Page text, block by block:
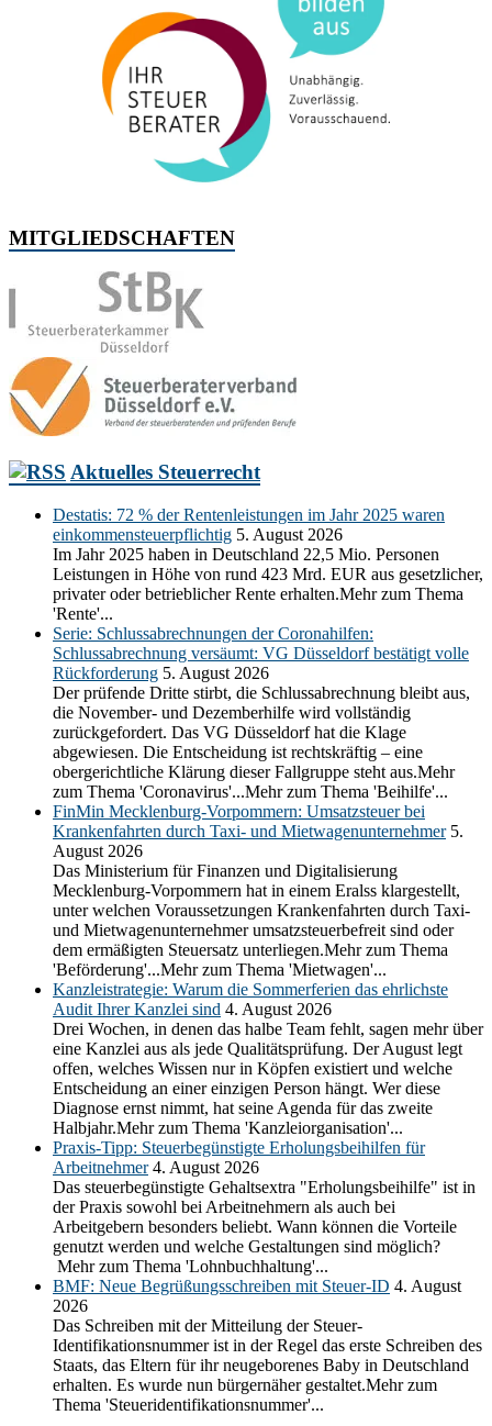
MITGLIEDSCHAFTEN
Aktuelles Steuerrecht
Destatis: 72 % der Rentenleistungen im Jahr 2025 waren
einkommensteuerpflichtig 5. August 2026
Im Jahr 2025 haben in Deutschland 22,5 Mio. Personen
Leistungen in Höhe von rund 423 Mrd. EUR aus gesetzlicher,
privater oder betrieblicher Rente erhalten.Mehr zum Thema
'Rente'...
Serie: Schlussabrechnungen der Coronahilfen:
Schlussabrechnung versäumt: VG Düsseldorf bestätigt volle
Rückforderung 5. August 2026
Der prüfende Dritte stirbt, die Schlussabrechnung bleibt aus,
die November- und Dezemberhilfe wird vollständig
zurückgefordert. Das VG Düsseldorf hat die Klage
abgewiesen. Die Entscheidung ist rechtskräftig – eine
obergerichtliche Klärung dieser Fallgruppe steht aus.Mehr
zum Thema 'Coronavirus'...Mehr zum Thema 'Beihilfe'...
FinMin Mecklenburg-Vorpommern: Umsatzsteuer bei
Krankenfahrten durch Taxi- und Mietwagenunternehmer 5.
August 2026
Das Ministerium für Finanzen und Digitalisierung
Mecklenburg-Vorpommern hat in einem Eralss klargestellt,
unter welchen Voraussetzungen Krankenfahrten durch Taxi-
und Mietwagenunternehmer umsatzsteuerbefreit sind oder
dem ermäßigten Steuersatz unterliegen.Mehr zum Thema
'Beförderung'...Mehr zum Thema 'Mietwagen'...
Kanzleistrategie: Warum die Sommerferien das ehrlichste
Audit Ihrer Kanzlei sind 4. August 2026
Drei Wochen, in denen das halbe Team fehlt, sagen mehr über
eine Kanzlei aus als jede Qualitätsprüfung. Der August legt
offen, welches Wissen nur in Köpfen existiert und welche
Entscheidung an einer einzigen Person hängt. Wer diese
Diagnose ernst nimmt, hat seine Agenda für das zweite
Halbjahr.Mehr zum Thema 'Kanzleiorganisation'...
Praxis-Tipp: Steuerbegünstigte Erholungsbeihilfen für
Arbeitnehmer 4. August 2026
Das steuerbegünstigte Gehaltsextra "Erholungsbeihilfe" ist in
der Praxis sowohl bei Arbeitnehmern als auch bei
Arbeitgebern besonders beliebt. Wann können die Vorteile
genutzt werden und welche Gestaltungen sind möglich?
Mehr zum Thema 'Lohnbuchhaltung'...
BMF: Neue Begrüßungsschreiben mit Steuer-ID 4. August
2026
Das Schreiben mit der Mitteilung der Steuer-
Identifikationsnummer ist in der Regel das erste Schreiben des
Staats, das Eltern für ihr neugeborenes Baby in Deutschland
erhalten. Es wurde nun bürgernäher gestaltet.Mehr zum
Thema 'Steueridentifikationsnummer'...